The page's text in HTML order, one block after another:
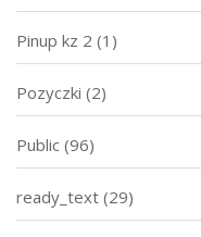
Pinup kz 2 (1)
Pozyczki (2)
Public (96)
ready_text (29)